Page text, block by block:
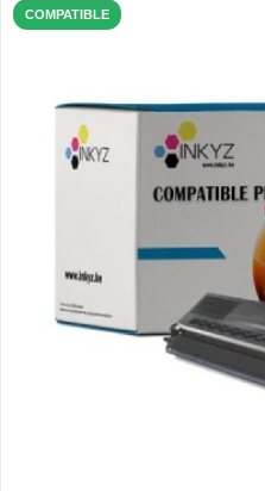
COMPATIBLE